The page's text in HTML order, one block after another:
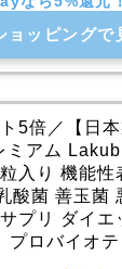
ョッピングで
5倍／【日
ミアム
入り 機能性
酸菌 善玉菌
プリ ダイエ
プロバイオテ